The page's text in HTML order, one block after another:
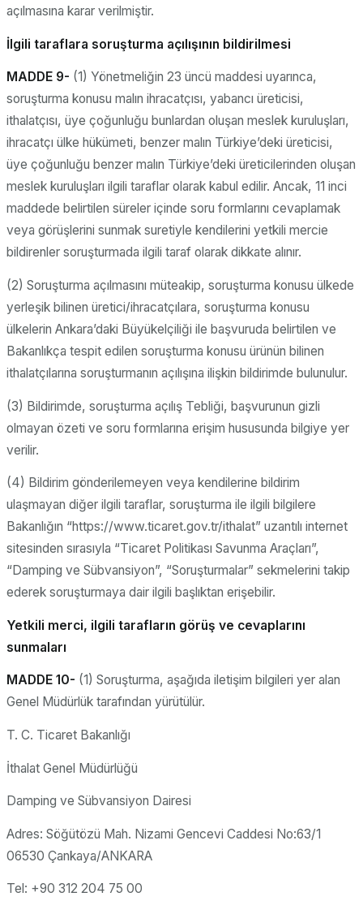
açılmasına karar verilmiştir.
İlgili taraflara soruşturma açılışının bildirilmesi
MADDE 9- (1) Yönetmeliğin 23 üncü maddesi uyarınca,
soruşturma konusu malın ihracatçısı, yabancı üreticisi,
ithalatçısı, üye çoğunluğu bunlardan oluşan meslek kuruluşları,
ihracatçı ülke hükümeti, benzer malın Türkiye’deki üreticisi,
üye çoğunluğu benzer malın Türkiye’deki üreticilerinden oluşan
meslek kuruluşları ilgili taraflar olarak kabul edilir. Ancak, 11 inci
maddede belirtilen süreler içinde soru formlarını cevaplamak
veya görüşlerini sunmak suretiyle kendilerini yetkili mercie
bildirenler soruşturmada ilgili taraf olarak dikkate alınır.
(2) Soruşturma açılmasını müteakip, soruşturma konusu ülkede
yerleşik bilinen üretici/ihracatçılara, soruşturma konusu
ülkelerin Ankara’daki Büyükelçiliği ile başvuruda belirtilen ve
Bakanlıkça tespit edilen soruşturma konusu ürünün bilinen
ithalatçılarına soruşturmanın açılışına ilişkin bildirimde bulunulur.
(3) Bildirimde, soruşturma açılış Tebliği, başvurunun gizli
olmayan özeti ve soru formlarına erişim hususunda bilgiye yer
verilir.
(4) Bildirim gönderilemeyen veya kendilerine bildirim
ulaşmayan diğer ilgili taraflar, soruşturma ile ilgili bilgilere
Bakanlığın “https://www.ticaret.gov.tr/ithalat” uzantılı internet
sitesinden sırasıyla “Ticaret Politikası Savunma Araçları”,
“Damping ve Sübvansiyon”, “Soruşturmalar” sekmelerini takip
ederek soruşturmaya dair ilgili başlıktan erişebilir.
Yetkili merci, ilgili tarafların görüş ve cevaplarını
sunmaları
MADDE 10- (1) Soruşturma, aşağıda iletişim bilgileri yer alan
Genel Müdürlük tarafından yürütülür.
T. C. Ticaret Bakanlığı
İthalat Genel Müdürlüğü
Damping ve Sübvansiyon Dairesi
Adres: Söğütözü Mah. Nizami Gencevi Caddesi No:63/1
06530 Çankaya/ANKARA
Tel: +90 312 204 75 00